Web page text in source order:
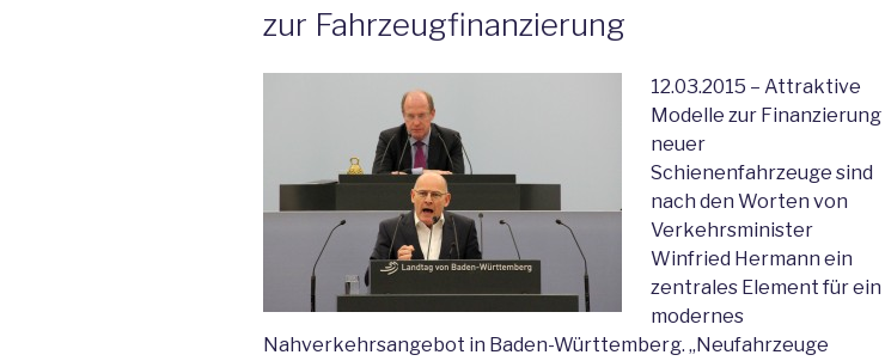
die
erforderlich“
zur Fahrzeugfinanzierung
12.03.2015 – Attraktive
Modelle zur Finanzierung
neuer
Schienenfahrzeuge sind
nach den Worten von
Verkehrsminister
Winfried Hermann ein
zentrales Element für ein
modernes
Nahverkehrsangebot in Baden-Württemberg. „Neufahrzeuge